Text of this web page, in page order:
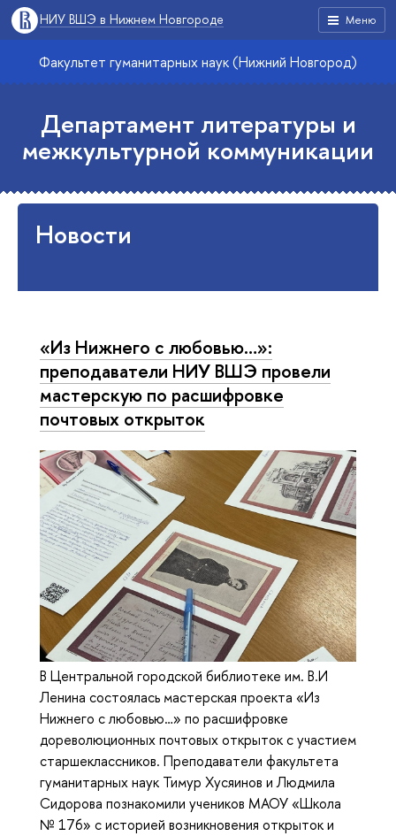
Меню
НИУ ВШЭ в Нижнем Новгороде
Факультет гуманитарных наук (Нижний Новгород)
Департамент литературы и
межкультурной коммуникации
Новости
«Из Нижнего с любовью…»:
преподаватели НИУ ВШЭ провели
мастерскую по расшифровке
почтовых открыток
В Центральной городской библиотеке им. В.И
Ленина состоялась мастерская проекта «Из
Нижнего с любовью…» по расшифровке
дореволюционных почтовых открыток с участием
старшеклассников. Преподаватели факультета
гуманитарных наук Тимур Хусяинов и Людмила
Сидорова познакомили учеников МАОУ «Школа
№ 176» с историей возникновения открыток и